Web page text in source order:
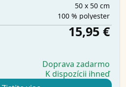
50 x 50 cm
100 % polyester
15,95 €
Doprava zadarmo
K dispozícii ihneď